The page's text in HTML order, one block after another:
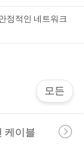
정적인 네트워크
모든
케이블